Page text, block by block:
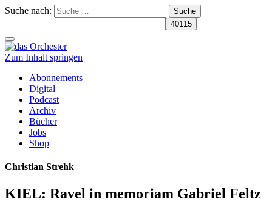
Suche nach:
Schalte
Navigation
Zum Inhalt springen
Abonnements
Digital
Podcast
Archiv
Bücher
Jobs
Shop
Christian Strehk
KIEL: Ravel in memoriam Gabriel Feltz